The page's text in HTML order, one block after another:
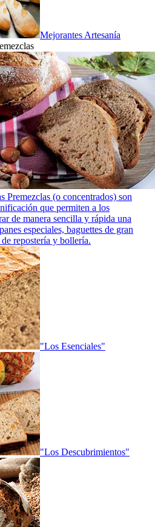
Mejorantes Artesanía
Premezclas (o concentrados) son
que permiten a los
de manera sencilla y rápida una
especiales, baguettes de gran
repostería y bollería.
"Los Esenciales"
"Los Descubrimientos"